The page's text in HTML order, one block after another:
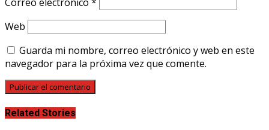
Web
Guarda mi nombre, correo electrónico y web en este
navegador para la próxima vez que comente.
Related Stories